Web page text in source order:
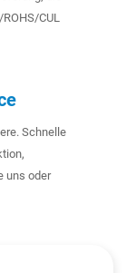
CUL
Schnelle
uns oder